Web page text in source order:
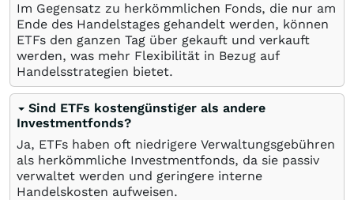
Im Gegensatz zu herkömmlichen Fonds, die nur am
Ende des Handelstages gehandelt werden, können
ETFs den ganzen Tag über gekauft und verkauft
werden, was mehr Flexibilität in Bezug auf
Handelsstrategien bietet.
Sind ETFs kostengünstiger als andere
Investmentfonds?
Ja, ETFs haben oft niedrigere Verwaltungsgebühren
als herkömmliche Investmentfonds, da sie passiv
verwaltet werden und geringere interne
Handelskosten aufweisen.